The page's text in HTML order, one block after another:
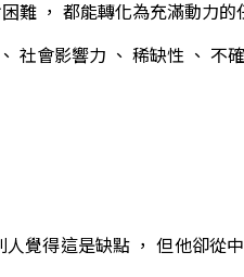
難 ， 都能轉化為充滿動力的
社會影響力 、 稀缺性 、 不
覺得這是缺點 ， 但他卻從